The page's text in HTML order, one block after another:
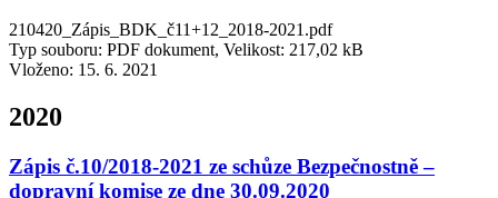
210420_Zápis_BDK_č11+12_2018-2021.pdf
Typ souboru: PDF dokument, Velikost: 217,02 kB
Vloženo: 15. 6. 2021
2020
Zápis č.10/2018-2021 ze schůze Bezpečnostně –
dopravní komise ze dne 30.09.2020